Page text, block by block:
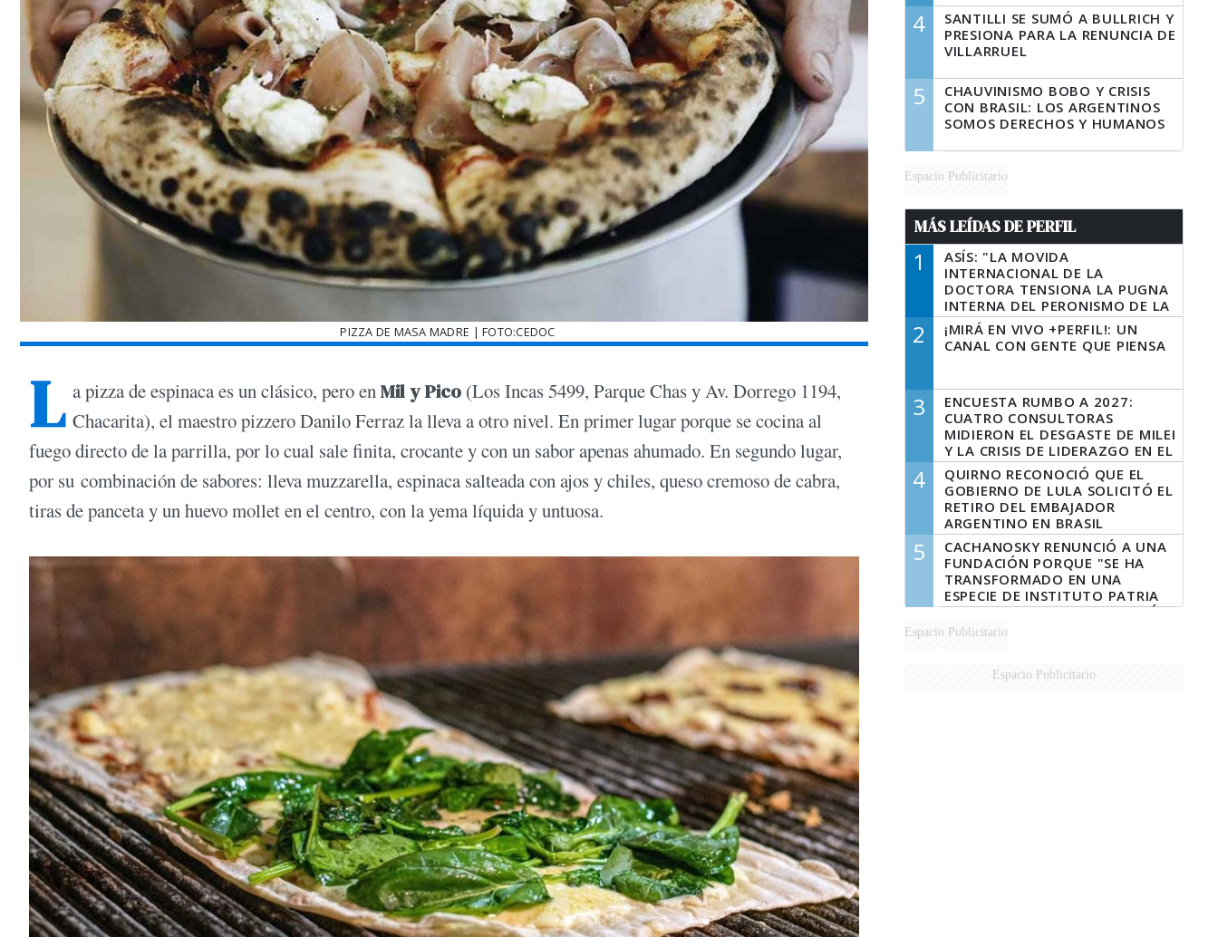
PIZZA DE MASA MADRE | FOTO:CEDOC
L a pizza de espinaca es un clásico, pero enMil y Pico (Los Incas 5499, Parque Chas y Av. Dorrego 1194,
Chacarita), el maestro pizzero Danilo Ferraz la lleva a otro nivel. En primer lugar porque se cocina al
fuego directo de la parrilla, por lo cual sale finita, crocante y con un sabor apenas ahumado. En segundo lugar,
por su combinación de sabores: lleva muzzarella, espinaca salteada con ajos y chiles, queso cremoso de cabra,
tiras de panceta y un huevo mollet en el centro, con la yema líquida y untuosa.
4
SANTILLI SE SUMÓ A BULLRICH Y
PRESIONA PARA LA RENUNCIA DE
VILLARRUEL
5
CHAUVINISMO BOBO Y CRISIS
CON BRASIL: LOS ARGENTINOS
SOMOS DERECHOS Y HUMANOS
Espacio Publicitario
MÁS LEÍDAS DE PERFIL
1
ASÍS: "LA MOVIDA
INTERNACIONAL DE LA
DOCTORA TENSIONA LA PUGNA
INTERNA DEL PERONISMO DE LA
PROVINCIA DEL PECADO"
2
¡MIRÁ EN VIVO +PERFIL!: UN
CANAL CON GENTE QUE PIENSA
3
ENCUESTA RUMBO A 2027:
CUATRO CONSULTORAS
MIDIERON EL DESGASTE DE MILEI
Y LA CRISIS DE LIDERAZGO EN EL
PERONISMO
4
QUIRNO RECONOCIÓ QUE EL
GOBIERNO DE LULA SOLICITÓ EL
RETIRO DEL EMBAJADOR
ARGENTINO EN BRASIL
5
CACHANOSKY RENUNCIÓ A UNA
FUNDACIÓN PORQUE "SE HA
TRANSFORMADO EN UNA
ESPECIE DE INSTITUTO PATRIA
INCONDICIONAL DE LA GESTIÓN
DE MILEI"
Espacio Publicitario
Espacio Publicitario